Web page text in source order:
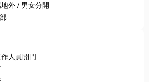
外 / 男女分開
人員開門